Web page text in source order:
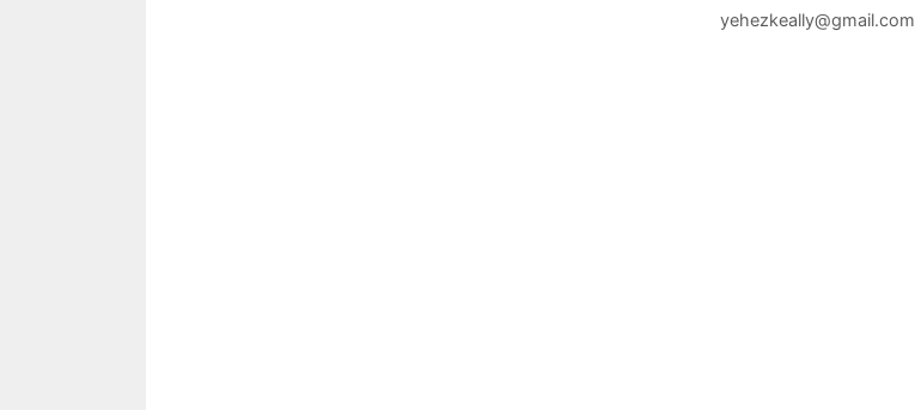
yehezkeally@gmail.com